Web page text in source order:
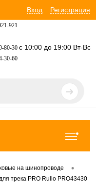
Вход Регистрация
921
80-30 с 10:00 до 19:00 Вт-Вс
30-60
на шинопроводе •
трека PRO Rullo PRO43430